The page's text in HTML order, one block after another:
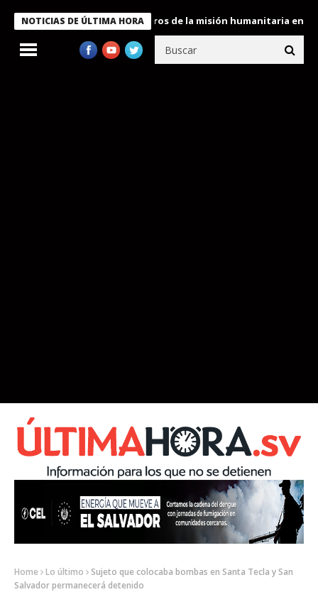
NOTICIAS DE ÚLTIMA HORA
condecora a miembros de la misión humanitaria enviada a
Home Lo último
Sujeto que colocaba bombas en Santa Tecla y San
Salvador permanecerá detenido